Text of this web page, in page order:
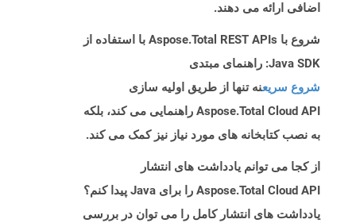
اضافی ارائه می دهند.
شروع با Aspose.Total REST APIs با استفاده از
Java SDK: راهنمای مبتدی
شروع سریعنه تنها از طریق اولیه سازی
Aspose.Total Cloud API راهنمایی می کند، بلکه
به نصب کتابخانه های مورد نیاز نیز کمک می کند.
از کجا می توانم یادداشت های انتشار
Aspose.Total Cloud API را برای Java پیدا کنم؟
یادداشت های انتشار کامل را می توان در بررسی